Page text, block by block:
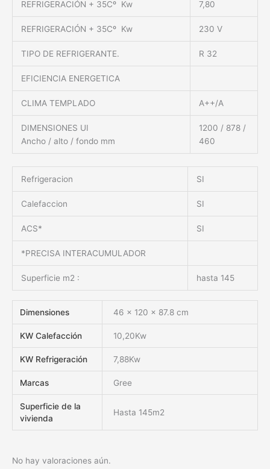
REFRIGERACIÓN + 35Cº Kw 7,80
REFRIGERACIÓN + 35Cº Kw 230 V
TIPO DE REFRIGERANTE. R 32
EFICIENCIA ENERGETICA
CLIMA TEMPLADO A++/A
DIMENSIONES UI
Ancho / alto / fondo mm
1200 / 878 /
460
Refrigeracion SI
Calefaccion SI
ACS* SI
*PRECISA INTERACUMULADOR
Superficie m2 : hasta 145
Dimensiones 46 × 120 × 87.8 cm
KW Calefacción 10,20Kw
KW Refrigeración 7,88Kw
Marcas Gree
Superficie de la
vivienda
Hasta 145m2
No hay valoraciones aún.